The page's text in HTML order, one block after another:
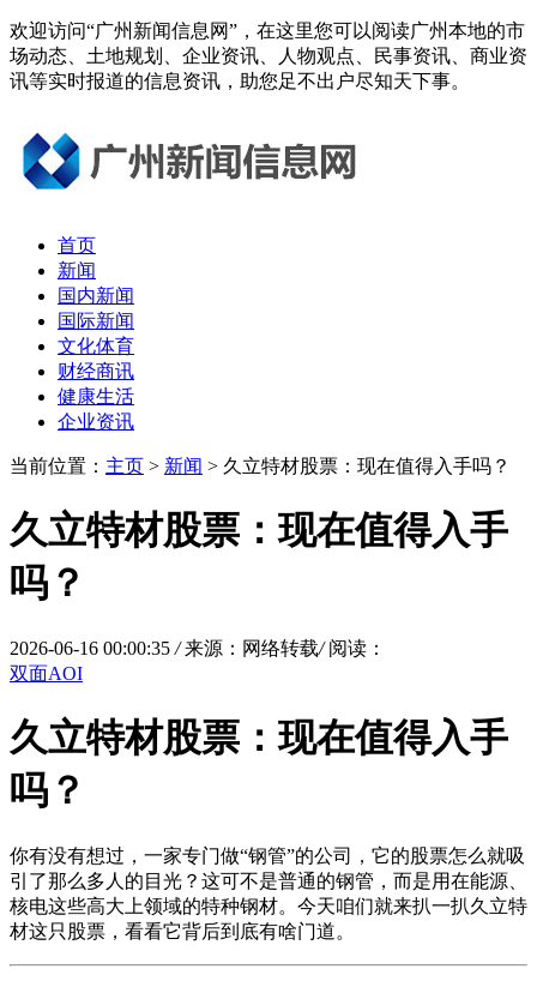
欢迎访问“广州新闻信息网”，在这里您可以阅读广州本地的市
场动态、土地规划、企业资讯、人物观点、民事资讯、商业资
讯等实时报道的信息资讯，助您足不出户尽知天下事。
首页
新闻
国内新闻
国际新闻
文化体育
财经商讯
健康生活
企业资讯
当前位置： 主页 > 新闻 > 久立特材股票：现在值得入手吗？
久立特材股票：现在值得入手
吗？
2026-06-16 00:00:35 / 来源：网络转载/ 阅读：
双面AOI
久立特材股票：现在值得入手
吗？
你有没有想过，一家专门做“钢管”的公司，它的股票怎么就吸
引了那么多人的目光？这可不是普通的钢管，而是用在能源、
核电这些高大上领域的特种钢材。今天咱们就来扒一扒久立特
材这只股票，看看它背后到底有啥门道。